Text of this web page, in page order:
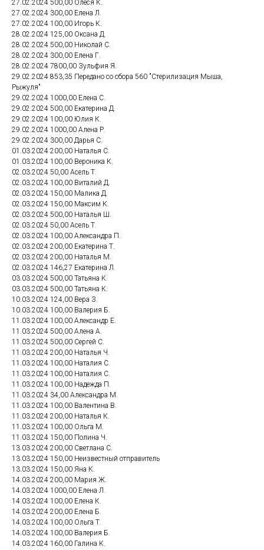
27.02.2024 500,00 Олеся К.
27.02.2024 300,00 Елена Л.
27.02.2024 100,00 Игорь К.
28.02.2024 125,00 Оксана Д.
28.02.2024 500,00 Николай С.
28.02.2024 300,00 Елена Г.
28.02.2024 7800,00 Зульфия Я.
29.02.2024 853,35 Передано со сбора 560 "Стерилизация Мыша,
Рыжуля"
29.02.2024 1000,00 Елена С.
29.02.2024 500,00 Екатерина Д.
29.02.2024 100,00 Юлия К.
29.02.2024 1000,00 Алена Р.
29.02.2024 300,00 Дарья С.
01.03.2024 200,00 Наталья С.
01.03.2024 100,00 Вероника К.
02.03.2024 50,00 Асель Т.
02.03.2024 100,00 Виталий Д.
02.03.2024 150,00 Малика Д.
02.03.2024 150,00 Максим К.
02.03.2024 500,00 Наталья Ш.
02.03.2024 50,00 Асель Т.
02.03.2024 100,00 Александра П.
02.03.2024 200,00 Екатерина Т.
02.03.2024 200,00 Наталья М.
02.03.2024 146,27 Екатерина Л.
03.03.2024 500,00 Татьяна К.
03.03.2024 500,00 Татьяна К.
10.03.2024 124,00 Вера З.
10.03.2024 100,00 Валерия Б.
11.03.2024 100,00 Александр Е.
11.03.2024 500,00 Алена А.
11.03.2024 500,00 Сергей С.
11.03.2024 200,00 Наталья Ч.
11.03.2024 100,00 Наталия С.
11.03.2024 100,00 Наталия С.
11.03.2024 100,00 Надежда П.
11.03.2024 34,00 Александра М.
11.03.2024 100,00 Валентина В.
11.03.2024 200,00 Наталья К.
11.03.2024 100,00 Ольга М.
11.03.2024 150,00 Полина Ч.
13.03.2024 200,00 Светлана С.
13.03.2024 150,00 Неизвестный отправитель
13.03.2024 150,00 Яна К.
14.03.2024 200,00 Мария Ж.
14.03.2024 1000,00 Елена Л.
14.03.2024 100,00 Елена К.
14.03.2024 200,00 Елена Б.
14.03.2024 100,00 Ольга Т.
14.03.2024 100,00 Валерия Б.
14.03.2024 160,00 Галина К.